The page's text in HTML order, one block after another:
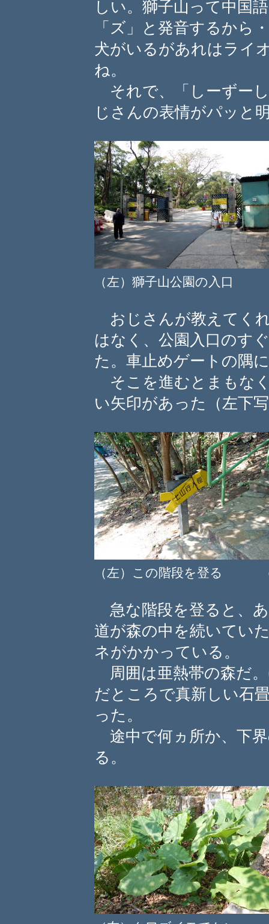
しい。獅子山って中国
「ズ」と発音するから
犬がいるがあれはライ
ね。
それで、「しーずー
じさんの表情がパッと
（左）獅子山公園の入口
おじさんが教えてく
はなく、公園入口のす
た。車止めゲートの隅
そこを進むとまもな
い矢印があった（左下
（左）この階段を登る （
急な階段を登ると、
道が森の中を続いてい
ネがかかっている。
周囲は亜熱帯の森だ
だところで真新しい石
った。
途中で何ヵ所か、下
る。